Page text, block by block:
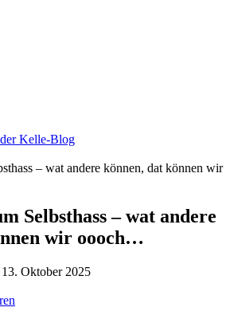
Selbsthass – wat andere
wir oooch…
13. Oktober 2025